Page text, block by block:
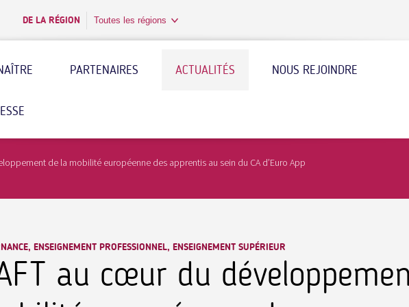
DE LA RÉGION Toutes les régions
PARTENAIRES ACTUALITÉS NOUS REJOINDRE
de la mobilité européenne des apprentis au sein du CA d’Euro App
ENSEIGNEMENT PROFESSIONNEL, ENSEIGNEMENT SUPÉRIEUR
au cœur du